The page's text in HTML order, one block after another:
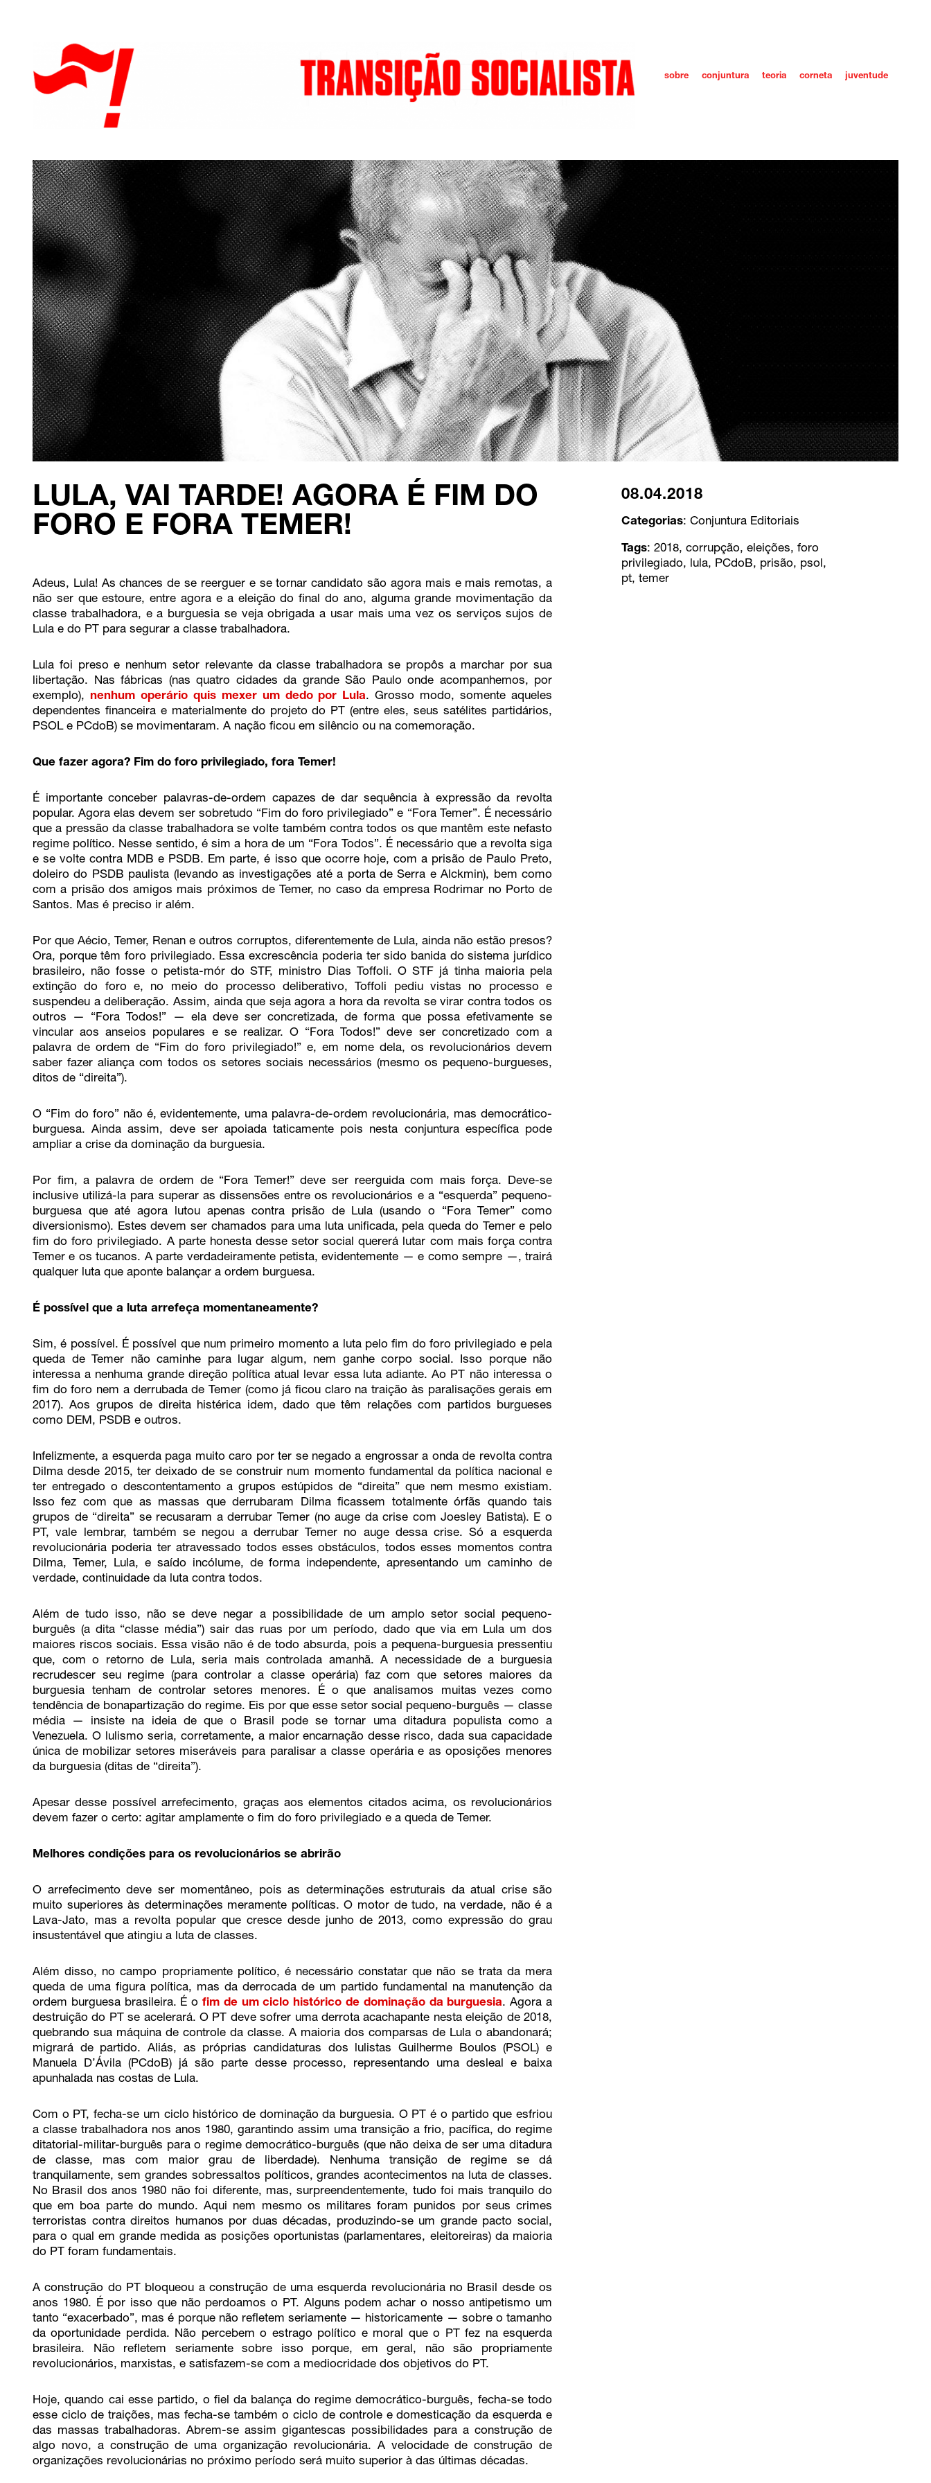
sobre conjuntura teoria corneta juventude
LULA, VAI TARDE! AGORA É FIM DO
FORO E FORA TEMER!
08.04.2018
Categorias: Conjuntura Editoriais
Tags: 2018, corrupção, eleições, foro
privilegiado, lula, PCdoB, prisão, psol,
pt, temer
Adeus, Lula! As chances de se reerguer e se tornar candidato são agora mais e mais remotas, a
não ser que estoure, entre agora e a eleição do final do ano, alguma grande movimentação da
classe trabalhadora, e a burguesia se veja obrigada a usar mais uma vez os serviços sujos de
Lula e do PT para segurar a classe trabalhadora.
Lula foi preso e nenhum setor relevante da classe trabalhadora se propôs a marchar por sua
libertação. Nas fábricas (nas quatro cidades da grande São Paulo onde acompanhemos, por
exemplo), nenhum operário quis mexer um dedo por Lula. Grosso modo, somente aqueles
dependentes financeira e materialmente do projeto do PT (entre eles, seus satélites partidários,
PSOL e PCdoB) se movimentaram. A nação ficou em silêncio ou na comemoração.
Que fazer agora? Fim do foro privilegiado, fora Temer!
É importante conceber palavras-de-ordem capazes de dar sequência à expressão da revolta
popular. Agora elas devem ser sobretudo “Fim do foro privilegiado” e “Fora Temer”. É necessário
que a pressão da classe trabalhadora se volte também contra todos os que mantêm este nefasto
regime político. Nesse sentido, é sim a hora de um “Fora Todos”. É necessário que a revolta siga
e se volte contra MDB e PSDB. Em parte, é isso que ocorre hoje, com a prisão de Paulo Preto,
doleiro do PSDB paulista (levando as investigações até a porta de Serra e Alckmin), bem como
com a prisão dos amigos mais próximos de Temer, no caso da empresa Rodrimar no Porto de
Santos. Mas é preciso ir além.
Por que Aécio, Temer, Renan e outros corruptos, diferentemente de Lula, ainda não estão presos?
Ora, porque têm foro privilegiado. Essa excrescência poderia ter sido banida do sistema jurídico
brasileiro, não fosse o petista-mór do STF, ministro Dias Toffoli. O STF já tinha maioria pela
extinção do foro e, no meio do processo deliberativo, Toffoli pediu vistas no processo e
suspendeu a deliberação. Assim, ainda que seja agora a hora da revolta se virar contra todos os
outros — “Fora Todos!” — ela deve ser concretizada, de forma que possa efetivamente se
vincular aos anseios populares e se realizar. O “Fora Todos!” deve ser concretizado com a
palavra de ordem de “Fim do foro privilegiado!” e, em nome dela, os revolucionários devem
saber fazer aliança com todos os setores sociais necessários (mesmo os pequeno-burgueses,
ditos de “direita”).
O “Fim do foro” não é, evidentemente, uma palavra-de-ordem revolucionária, mas democrático-
burguesa. Ainda assim, deve ser apoiada taticamente pois nesta conjuntura específica pode
ampliar a crise da dominação da burguesia.
Por fim, a palavra de ordem de “Fora Temer!” deve ser reerguida com mais força. Deve-se
inclusive utilizá-la para superar as dissensões entre os revolucionários e a “esquerda” pequeno-
burguesa que até agora lutou apenas contra prisão de Lula (usando o “Fora Temer” como
diversionismo). Estes devem ser chamados para uma luta unificada, pela queda do Temer e pelo
fim do foro privilegiado. A parte honesta desse setor social quererá lutar com mais força contra
Temer e os tucanos. A parte verdadeiramente petista, evidentemente — e como sempre —, trairá
qualquer luta que aponte balançar a ordem burguesa.
É possível que a luta arrefeça momentaneamente?
Sim, é possível. É possível que num primeiro momento a luta pelo fim do foro privilegiado e pela
queda de Temer não caminhe para lugar algum, nem ganhe corpo social. Isso porque não
interessa a nenhuma grande direção política atual levar essa luta adiante. Ao PT não interessa o
fim do foro nem a derrubada de Temer (como já ficou claro na traição às paralisações gerais em
2017). Aos grupos de direita histérica idem, dado que têm relações com partidos burgueses
como DEM, PSDB e outros.
Infelizmente, a esquerda paga muito caro por ter se negado a engrossar a onda de revolta contra
Dilma desde 2015, ter deixado de se construir num momento fundamental da política nacional e
ter entregado o descontentamento a grupos estúpidos de “direita” que nem mesmo existiam.
Isso fez com que as massas que derrubaram Dilma ficassem totalmente órfãs quando tais
grupos de “direita” se recusaram a derrubar Temer (no auge da crise com Joesley Batista). E o
PT, vale lembrar, também se negou a derrubar Temer no auge dessa crise. Só a esquerda
revolucionária poderia ter atravessado todos esses obstáculos, todos esses momentos contra
Dilma, Temer, Lula, e saído incólume, de forma independente, apresentando um caminho de
verdade, continuidade da luta contra todos.
Além de tudo isso, não se deve negar a possibilidade de um amplo setor social pequeno-
burguês (a dita “classe média”) sair das ruas por um período, dado que via em Lula um dos
maiores riscos sociais. Essa visão não é de todo absurda, pois a pequena-burguesia pressentiu
que, com o retorno de Lula, seria mais controlada amanhã. A necessidade de a burguesia
recrudescer seu regime (para controlar a classe operária) faz com que setores maiores da
burguesia tenham de controlar setores menores. É o que analisamos muitas vezes como
tendência de bonapartização do regime. Eis por que esse setor social pequeno-burguês — classe
média — insiste na ideia de que o Brasil pode se tornar uma ditadura populista como a
Venezuela. O lulismo seria, corretamente, a maior encarnação desse risco, dada sua capacidade
única de mobilizar setores miseráveis para paralisar a classe operária e as oposições menores
da burguesia (ditas de “direita”).
Apesar desse possível arrefecimento, graças aos elementos citados acima, os revolucionários
devem fazer o certo: agitar amplamente o fim do foro privilegiado e a queda de Temer.
Melhores condições para os revolucionários se abrirão
O arrefecimento deve ser momentâneo, pois as determinações estruturais da atual crise são
muito superiores às determinações meramente políticas. O motor de tudo, na verdade, não é a
Lava-Jato, mas a revolta popular que cresce desde junho de 2013, como expressão do grau
insustentável que atingiu a luta de classes.
Além disso, no campo propriamente político, é necessário constatar que não se trata da mera
queda de uma figura política, mas da derrocada de um partido fundamental na manutenção da
ordem burguesa brasileira. É o fim de um ciclo histórico de dominação da burguesia. Agora a
destruição do PT se acelerará. O PT deve sofrer uma derrota acachapante nesta eleição de 2018,
quebrando sua máquina de controle da classe. A maioria dos comparsas de Lula o abandonará;
migrará de partido. Aliás, as próprias candidaturas dos lulistas Guilherme Boulos (PSOL) e
Manuela D’Ávila (PCdoB) já são parte desse processo, representando uma desleal e baixa
apunhalada nas costas de Lula.
Com o PT, fecha-se um ciclo histórico de dominação da burguesia. O PT é o partido que esfriou
a classe trabalhadora nos anos 1980, garantindo assim uma transição a frio, pacífica, do regime
ditatorial-militar-burguês para o regime democrático-burguês (que não deixa de ser uma ditadura
de classe, mas com maior grau de liberdade). Nenhuma transição de regime se dá
tranquilamente, sem grandes sobressaltos políticos, grandes acontecimentos na luta de classes.
No Brasil dos anos 1980 não foi diferente, mas, surpreendentemente, tudo foi mais tranquilo do
que em boa parte do mundo. Aqui nem mesmo os militares foram punidos por seus crimes
terroristas contra direitos humanos por duas décadas, produzindo-se um grande pacto social,
para o qual em grande medida as posições oportunistas (parlamentares, eleitoreiras) da maioria
do PT foram fundamentais.
A construção do PT bloqueou a construção de uma esquerda revolucionária no Brasil desde os
anos 1980. É por isso que não perdoamos o PT. Alguns podem achar o nosso antipetismo um
tanto “exacerbado”, mas é porque não refletem seriamente — historicamente — sobre o tamanho
da oportunidade perdida. Não percebem o estrago político e moral que o PT fez na esquerda
brasileira. Não refletem seriamente sobre isso porque, em geral, não são propriamente
revolucionários, marxistas, e satisfazem-se com a mediocridade dos objetivos do PT.
Hoje, quando cai esse partido, o fiel da balança do regime democrático-burguês, fecha-se todo
esse ciclo de traições, mas fecha-se também o ciclo de controle e domesticação da esquerda e
das massas trabalhadoras. Abrem-se assim gigantescas possibilidades para a construção de
algo novo, a construção de uma organização revolucionária. A velocidade de construção de
organizações revolucionárias no próximo período será muito superior à das últimas décadas.